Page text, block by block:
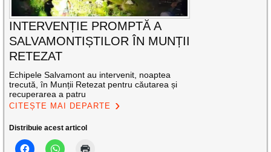
INTERVENȚIE PROMPTĂ A
SALVAMONTIȘTILOR ÎN MUNȚII
RETEZAT
Echipele Salvamont au intervenit, noaptea
trecută, în Munții Retezat pentru căutarea și
recuperarea a patru
CITEȘTE MAI DEPARTE
Distribuie acest articol